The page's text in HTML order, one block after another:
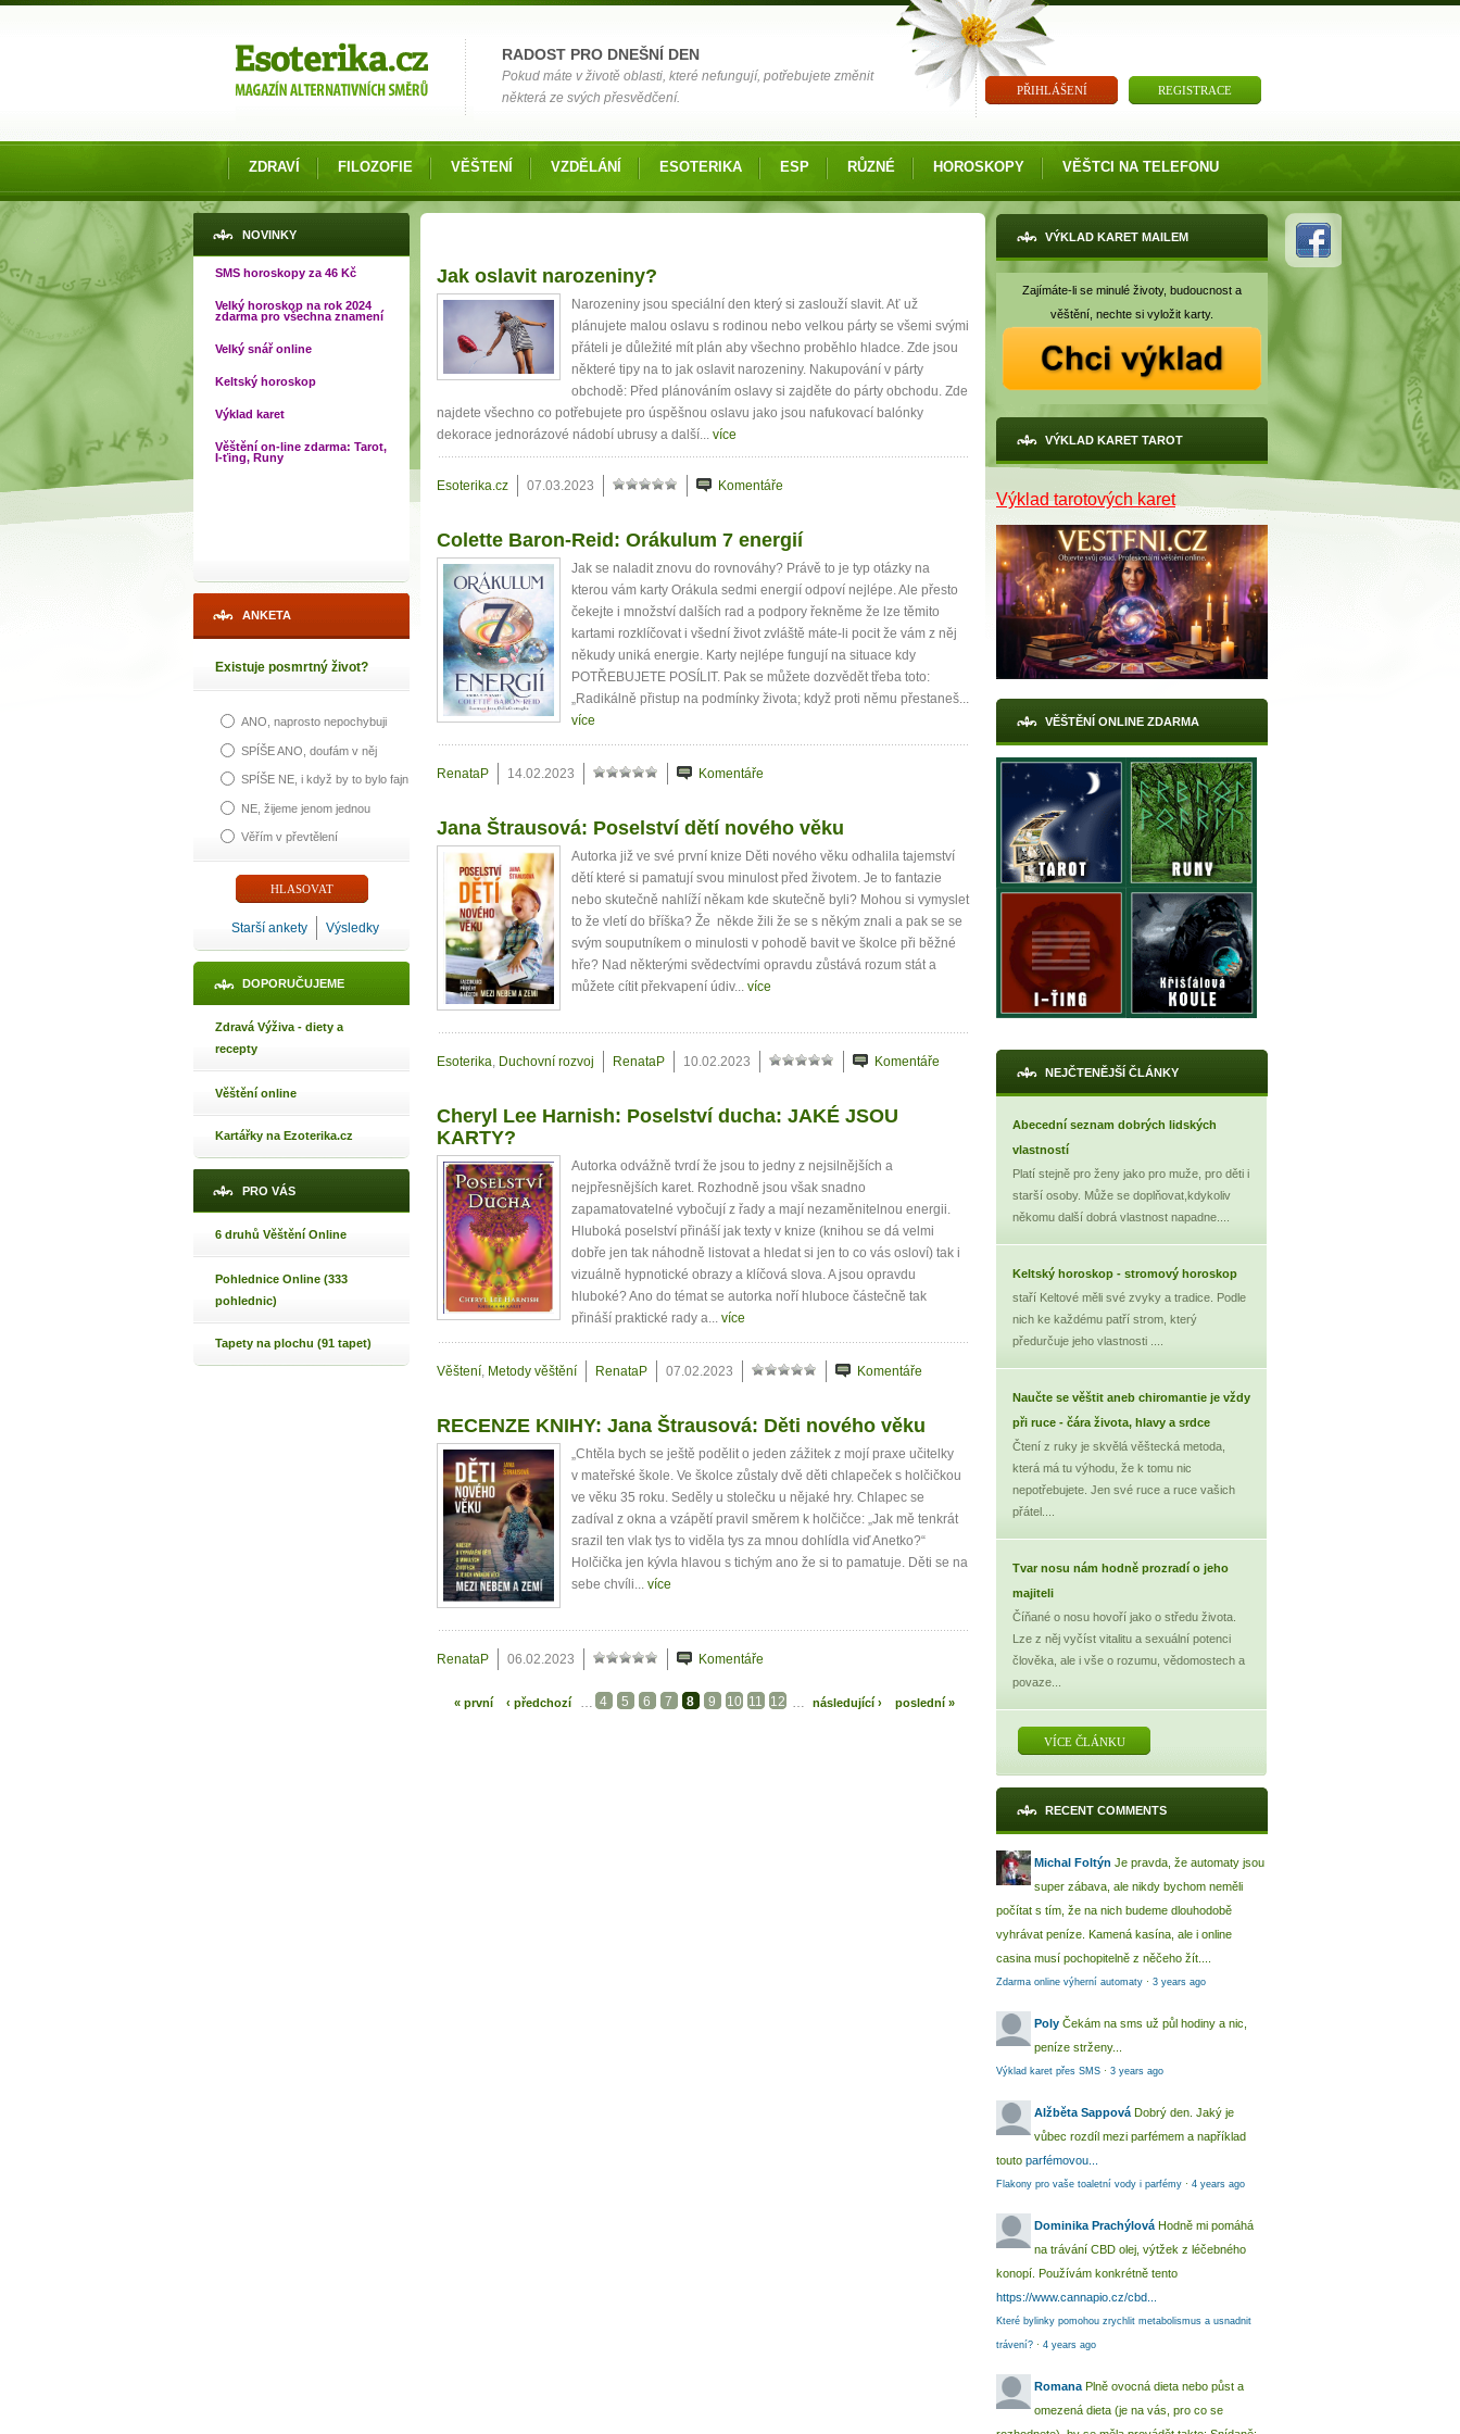
RADOST PRO DNEŠNÍ DEN
Pokud máte v životě oblasti, které nefungují, potřebujete změnit
některá ze svých přesvědčení.
PŘIHLÁŠENÍ REGISTRACE
ZDRAVÍ FILOZOFIE VĚŠTENÍ VZDĚLÁNÍ ESOTERIKA ESP RŮZNÉ HOROSKOPY VĚŠTCI NA TELEFONU
NOVINKY
SMS horoskopy za 46 Kč
Velký horoskop na rok 2024
zdarma pro všechna znamení
Velký snář online
Keltský horoskop
Výklad karet
Věštění on-line zdarma: Tarot,
I-ťing, Runy
ANKETA
Existuje posmrtný život?
ANO, naprosto nepochybuji
SPÍŠE ANO, doufám v něj
SPÍŠE NE, i když by to bylo fajn
NE, žijeme jenom jednou
Věřím v převtělení
Starší ankety Výsledky
DOPORUČUJEME
Zdravá Výživa - diety a
recepty
Věštění online
Kartářky na Ezoterika.cz
PRO VÁS
6 druhů Věštění Online
Pohlednice Online (333
pohlednic)
Tapety na plochu (91 tapet)
Jak oslavit narozeniny?
Narozeniny jsou speciální den který si zaslouží slavit. Ať už
plánujete malou oslavu s rodinou nebo velkou párty se všemi svými
přáteli je důležité mít plán aby všechno proběhlo hladce. Zde jsou
některé tipy na to jak oslavit narozeniny. Nakupování v párty
obchodě: Před plánováním oslavy si zajděte do párty obchodu. Zde
najdete všechno co potřebujete pro úspěšnou oslavu jako jsou nafukovací balónky
dekorace jednorázové nádobí ubrusy a další... více
Esoterika.cz 07.03.2023 Komentáře
Colette Baron-Reid: Orákulum 7 energií
Jak se naladit znovu do rovnováhy? Právě to je typ otázky na
kterou vám karty Orákula sedmi energií odpoví nejlépe. Ale přesto
čekejte i množství dalších rad a podpory řekněme že lze těmito
kartami rozklíčovat i všední život zvláště máte-li pocit že vám z něj
někudy uniká energie. Karty nejlépe fungují na situace kdy
POTŘEBUJETE POSÍLIT. Pak se můžete dozvědět třeba toto:
„Radikálně přistup na podmínky života; když proti němu přestaneš...
více
RenataP 14.02.2023 Komentáře
Jana Štrausová: Poselství dětí nového věku
Autorka již ve své první knize Děti nového věku odhalila tajemství
dětí které si pamatují svou minulost před životem. Je to fantazie
nebo skutečně nahlíží někam kde skutečně byli? Mohou si vymyslet
to že vletí do bříška? Že někde žili že se s někým znali a pak se se
svým souputníkem o minulosti v pohodě bavit ve školce při běžné
hře? Nad některými svědectvími opravdu zůstává rozum stát a
můžete cítit překvapení údiv... více
Esoterika, Duchovní rozvoj RenataP 10.02.2023 Komentáře
Cheryl Lee Harnish: Poselství ducha: JAKÉ JSOU
KARTY?
Autorka odvážně tvrdí že jsou to jedny z nejsilnějších a
nejpřesnějších karet. Rozhodně jsou však snadno
zapamatovatelné vybočují z řady a mají nezaměnitelnou energii.
Hluboká poselství přináší jak texty v knize (knihou se dá velmi
dobře jen tak náhodně listovat a hledat si jen to co vás osloví) tak i
vizuálně hypnotické obrazy a klíčová slova. A jsou opravdu
hluboké? Ano do témat se autorka noří hluboce částečně tak
přináší praktické rady a... více
Věštení, Metody věštění RenataP 07.02.2023 Komentáře
RECENZE KNIHY: Jana Štrausová: Děti nového věku
„Chtěla bych se ještě podělit o jeden zážitek z mojí praxe učitelky
v mateřské škole. Ve školce zůstaly dvě děti chlapeček s holčičkou
ve věku 35 roku. Seděly u stolečku u nějaké hry. Chlapec se
zadíval z okna a vzápětí pravil směrem k holčičce: „Jak mě tenkrát
srazil ten vlak tys to viděla tys za mnou dohlídla viď Anetko?“
Holčička jen kývla hlavou s tichým ano že si to pamatuje. Děti se na
sebe chvíli... více
RenataP 06.02.2023 Komentáře
« první ‹ předchozí … 4 5 6 7 8 9 10 11 12 … následující › poslední »
VÝKLAD KARET MAILEM
Zajímáte-li se minulé životy, budoucnost a
věštění, nechte si vyložit karty.
VÝKLAD KARET TAROT
Výklad tarotových karet
VĚŠTĚNÍ ONLINE ZDARMA
NEJČTENĚJŠÍ ČLÁNKY
Abecední seznam dobrých lidských
vlastností
Platí stejně pro ženy jako pro muže, pro děti i
starší osoby. Může se doplňovat,kdykoliv
někomu další dobrá vlastnost napadne....
Keltský horoskop - stromový horoskop
staří Keltové měli své zvyky a tradice. Podle
nich ke každému patří strom, který
předurčuje jeho vlastnosti ....
Naučte se věštit aneb chiromantie je vždy
při ruce - čára života, hlavy a srdce
Čtení z ruky je skvělá věštecká metoda,
která má tu výhodu, že k tomu nic
nepotřebujete. Jen své ruce a ruce vašich
přátel....
Tvar nosu nám hodně prozradí o jeho
majiteli
Číňané o nosu hovoří jako o středu života.
Lze z něj vyčíst vitalitu a sexuální potenci
člověka, ale i vše o rozumu, vědomostech a
povaze...
VÍCE ČLÁNKU
RECENT COMMENTS
Michal Foltýn Je pravda, že automaty jsou
super zábava, ale nikdy bychom neměli
počítat s tím, že na nich budeme dlouhodobě
vyhrávat peníze. Kamená kasína, ale i online
casina musí pochopitelně z něčeho žít....
Zdarma online výherní automaty · 3 years ago
Poly Čekám na sms už půl hodiny a nic,
peníze strženy...
Výklad karet přes SMS · 3 years ago
Alžběta Sappová Dobrý den. Jaký je
vůbec rozdíl mezi parfémem a například
touto parfémovou...
Flakony pro vaše toaletní vody i parfémy · 4 years ago
Dominika Prachýlová Hodně mi pomáhá
na trávání CBD olej, výtžek z léčebného
konopí. Používám konkrétně tento
https://www.cannapio.cz/cbd...
Které bylinky pomohou zrychlit metabolismus a usnadnit
trávení? · 4 years ago
Romana Plně ovocná dieta nebo půst a
omezená dieta (je na vás, pro co se